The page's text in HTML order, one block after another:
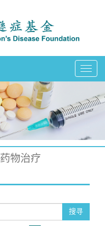
T
g
l
a
v
i
药物治疗
搜寻